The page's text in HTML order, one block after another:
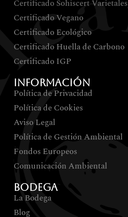
Certificado Sohiscert Varietales
Certificado Vegano
Certificado Ecológico
Certificado Huella de Carbono
Certificado IGP
INFORMACIÓN
Política de Privacidad
Política de Cookies
Aviso Legal
Política de Gestión Ambiental
Fondos Europeos
Comunicación Ambiental
BODEGA
La Bodega
Blog